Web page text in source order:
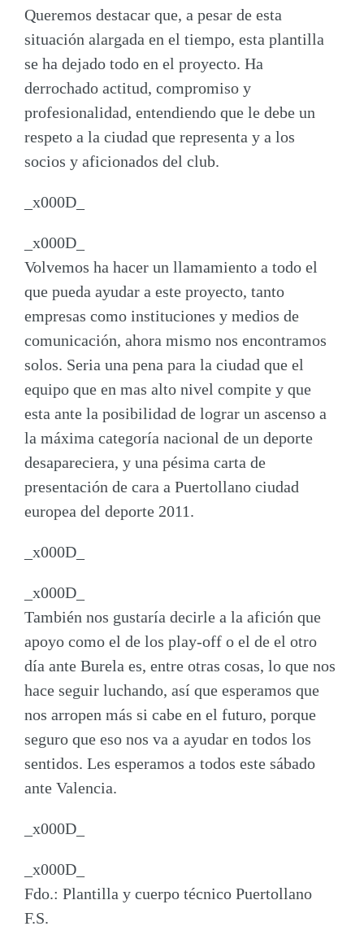
Queremos destacar que, a pesar de esta
situación alargada en el tiempo, esta plantilla
se ha dejado todo en el proyecto. Ha
derrochado actitud, compromiso y
profesionalidad, entendiendo que le debe un
respeto a la ciudad que representa y a los
socios y aficionados del club.
_x000D_
_x000D_
Volvemos ha hacer un llamamiento a todo el
que pueda ayudar a este proyecto, tanto
empresas como instituciones y medios de
comunicación, ahora mismo nos encontramos
solos. Seria una pena para la ciudad que el
equipo que en mas alto nivel compite y que
esta ante la posibilidad de lograr un ascenso a
la máxima categoría nacional de un deporte
desapareciera, y una pésima carta de
presentación de cara a Puertollano ciudad
europea del deporte 2011.
_x000D_
_x000D_
También nos gustaría decirle a la afición que
apoyo como el de los play-off o el de el otro
día ante Burela es, entre otras cosas, lo que nos
hace seguir luchando, así que esperamos que
nos arropen más si cabe en el futuro, porque
seguro que eso nos va a ayudar en todos los
sentidos. Les esperamos a todos este sábado
ante Valencia.
_x000D_
_x000D_
Fdo.: Plantilla y cuerpo técnico Puertollano
F.S.